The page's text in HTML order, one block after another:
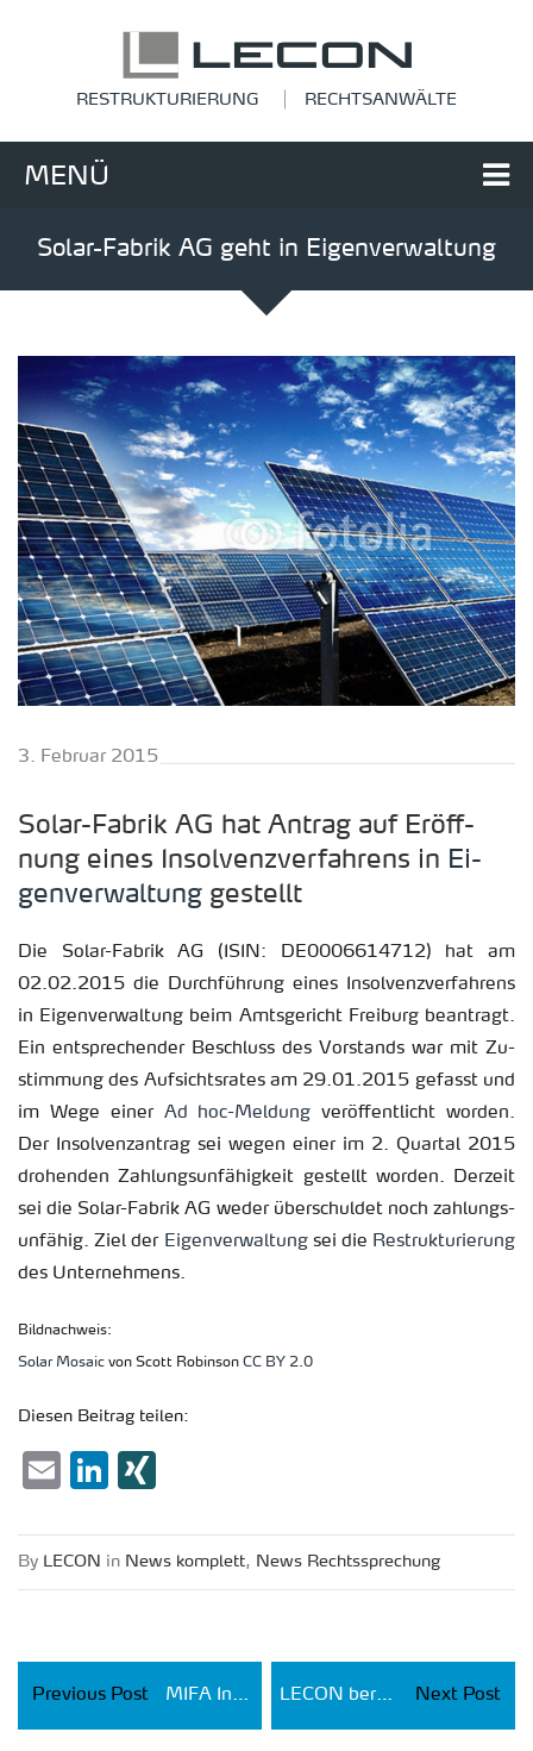
RESTRUKTURIERUNG RECHTSANWÄLTE
MENÜ
Solar-Fabrik AG geht in Eigenverwaltung
3. Fe­bru­ar 2015
Solar-Fa­brik AG hat An­trag auf Er­öff­
nung eines In­sol­venz­ver­fah­rens in Ei­
gen­ver­wal­tung ge­stellt
Die Solar-Fa­brik AG (ISIN: DE0006614712) hat am
02.02.2015 die Durch­füh­rung eines In­sol­venz­ver­fah­rens
in Ei­gen­ver­wal­tung beim Amts­ge­richt Frei­burg be­an­tragt.
Ein ent­spre­chen­der Be­schluss des Vor­stands war mit Zu­
stim­mung des Auf­sichts­ra­tes am 29.01.2015 ge­fasst und
im Wege einer Ad hoc-Mel­dung ver­öf­fent­licht wor­den.
Der In­sol­venz­an­trag sei wegen einer im 2. Quar­tal 2015
dro­hen­den Zah­lungs­un­fä­hig­keit ge­stellt wor­den. Der­zeit
sei die Solar-Fa­brik AG weder über­schul­det noch zah­lungs­
un­fä­hig. Ziel der Ei­gen­ver­wal­tungsei die Re­struk­tu­rie­rung
des Un­ter­neh­mens.
Bild­nach­weis:
Solar Mo­saic von Scott Ro­bin­son CC BY 2.0
Die­sen Bei­trag tei­len:
EmailLinkedIn
By LECON in News kom­plett, News Rechts­spre­chung
Previous Post MIFA Insolvenz Next Post
LECON berät GRANITWERK VATES bei der Durchführung eines Eigenverwaltungsverfahrens nach § 270a InsO